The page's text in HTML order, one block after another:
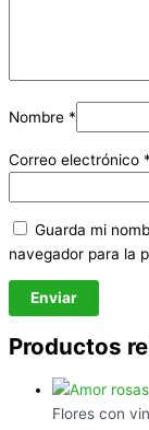
Nombre *
Correo electrónico *
Guarda mi
navegador para la
Productos
Flores con